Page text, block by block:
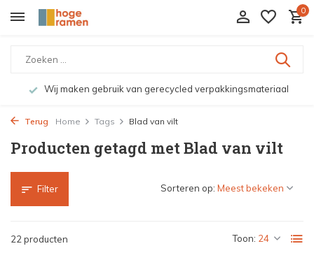
0
Wij maken gebruik van gerecycled verpakkingsmateriaal
Terug Home Tags Blad van vilt
Producten getagd met Blad van vilt
Filter
22 producten Toon:
Sorteren op: